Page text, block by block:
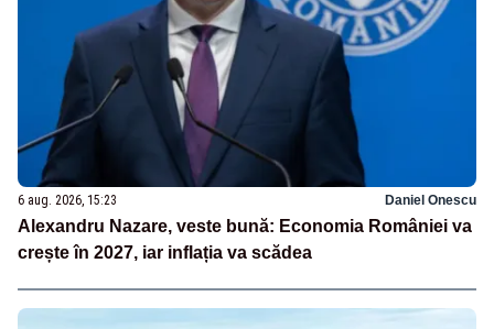
6 aug. 2026, 15:23 Daniel Onescu
Alexandru Nazare, veste bună: Economia României va
crește în 2027, iar inflația va scădea